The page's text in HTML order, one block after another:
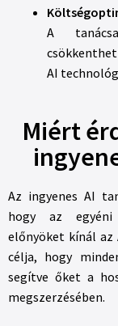
A
AI
Miért
Az ingyenes AI
hogy az egyéni
előnyöket kínál az
célja, hogy
segítve őket a
megszerzésében.